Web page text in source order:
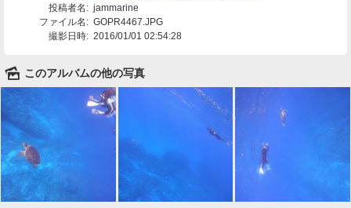
投稿者名: jammarine
ファイル名: GOPR4467.JPG
撮影日時: 2016/01/01 02:54:28
🌄 このアルバムの他の写真